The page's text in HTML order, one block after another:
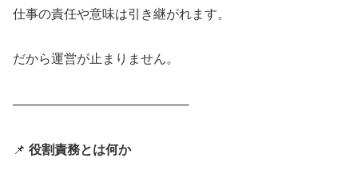
仕事の責任や意味は引き継がれます。
だから運営が止まりません。
────────────────────
📌 役割責務とは何か